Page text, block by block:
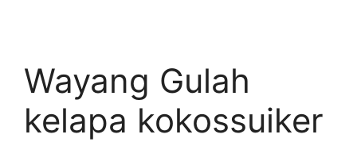
Wayang Gulah
kelapa kokossuiker